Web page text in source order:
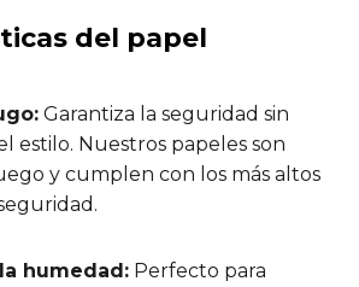
del papel
Garantiza la seguridad sin
estilo. Nuestros papeles son
y cumplen con los más altos
humedad: Perfecto para